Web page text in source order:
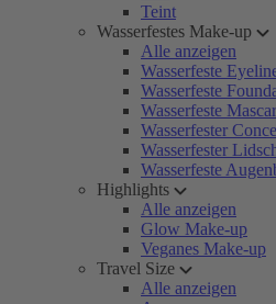
Teint
Wasserfestes Make-up
Alle anzeigen
Wasserfeste
Wasserfeste
Wasserfeste
Wasserfester
Wasserfester
Wasserfeste
Highlights
Alle anzeigen
Glow Make-up
Veganes Make-up
Travel Size
Alle anzeigen